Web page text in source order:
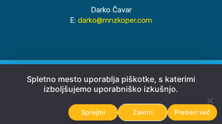
Darko Čavar
E: darko@mnzkoper.com
© 2026 MNZ Koper
Avtorji Emigma
Spletno mesto uporablja piškotke, s katerimi
izboljšujemo uporabniško izkušnjo.
Sprejmi Zavrni Preberi več